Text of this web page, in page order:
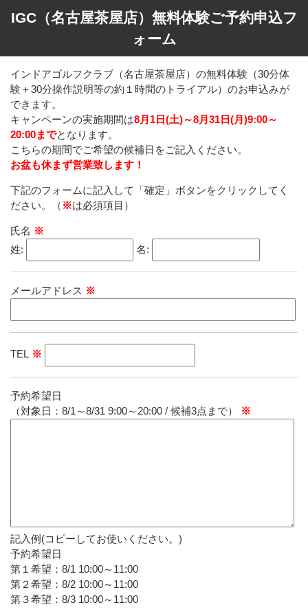
IGC（名古屋茶屋店）無料体験ご予約申込フ
ォーム
インドアゴルフクラブ（名古屋茶屋店）の無料体験（30分体
験＋30分操作説明等の約１時間のトライアル）のお申込みが
できます。
キャンペーンの実施期間は8月1日(土)～8月31日(月)9:00～
20:00までとなります。
こちらの期間でご希望の候補日をご記入ください。
お盆も休まず営業致します！
下記のフォームに記入して「確定」ボタンをクリックしてく
ださい。（ ※は必須項目）
氏名 ※
姓:
名:
メールアドレス ※
TEL ※
予約希望日
（対象日：8/1～8/31 9:00～20:00 / 候補3点まで）
※
記入例(コピーしてお使いください。)
予約希望日
第１希望：8/1 10:00～11:00
第２希望：8/2 10:00～11:00
第３希望：8/3 10:00～11:00